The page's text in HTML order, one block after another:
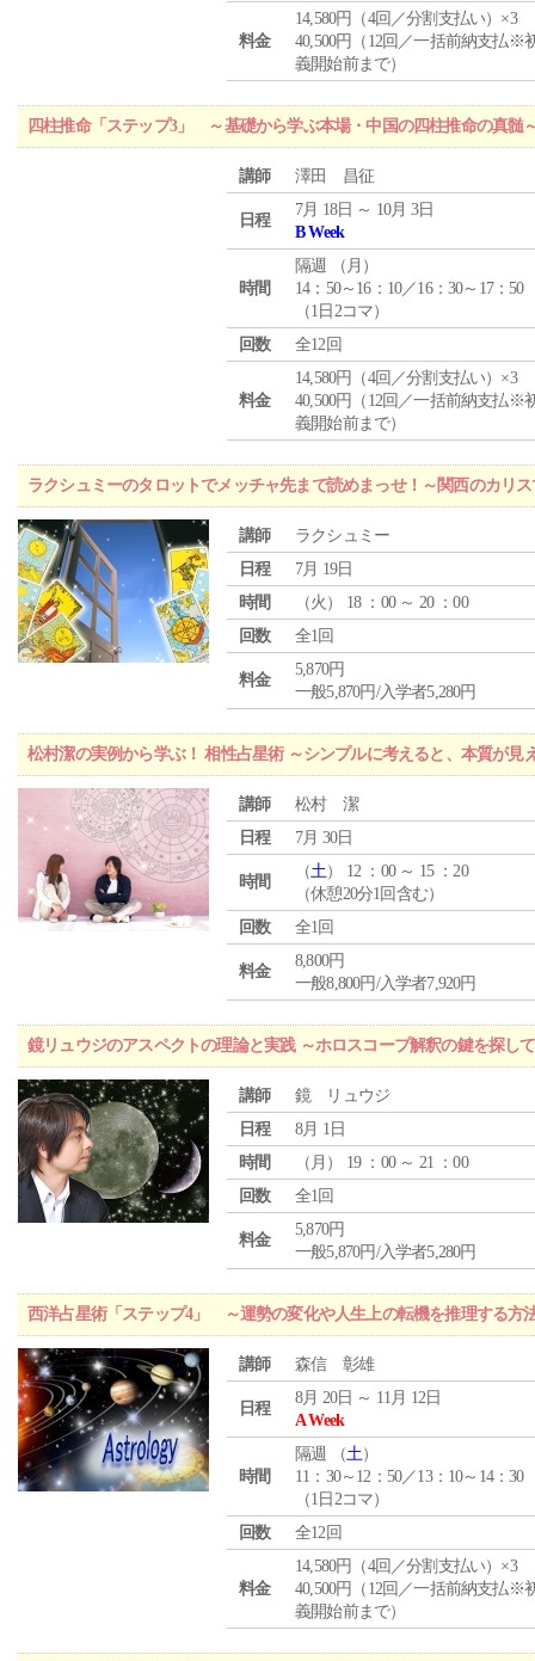
料金
14,580円（4回／分割支払い）×3
40,500円（12回／一括前納支払※
義開始前まで）
四柱推命「ステップ3」 ～基礎から学ぶ本場・中国の四柱推命の真髄
講師 澤田 昌征
日程
7月 18日 ～ 10月 3日
B Week
時間
隔週 （ 月 ）
14：50～16：10／16：30～17：50
（1日2コマ）
回数
全12回
料金
14,580円（4回／分割支払い）×3
40,500円（12回／一括前納支払※
義開始前まで）
ラクシュミーのタロットでメッチャ先まで読めまっせ！～関西のカリ
講師
ラクシュミー
日程
7月 19日
時間
（火 ） 18 ：00 ～ 20 ：00
回数
全1回
料金
5,870円
一般5,870円/入学者5,280円
松村潔の実例から学ぶ！ 相性占星術 ～シンプルに考えると、本質が見
講師
松村 潔
日程
7月 30日
時間
（土） 12 ：00 ～ 15 ：20
（休憩20分1回含む）
回数
全1回
料金
8,800円
一般8,800円/入学者7,920円
鏡リュウジのアスペクトの理論と実践 ～ホロスコープ解釈の鍵を探し
講師
鏡 リュウジ
日程
8月 1日
時間
（ 月 ） 19 ：00 ～ 21 ：00
回数
全1回
料金
5,870円
一般5,870円/入学者5,280円
西洋占星術「ステップ4」 ～運勢の変化や人生上の転機を推理する方
講師 森信 彰雄
日程
8月 20日 ～ 11月 12日
A Week
時間
隔週 （土）
11：30～12：50／13：10～14：30
（1日2コマ）
回数
全12回
料金
14,580円（4回／分割支払い）×3
40,500円（12回／一括前納支払※
義開始前まで）